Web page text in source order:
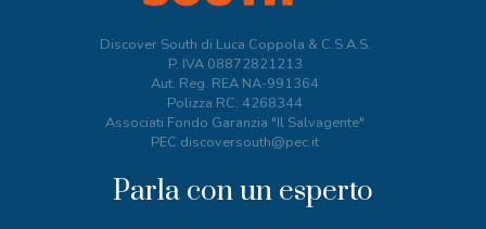
Discover South di Luca Coppola & C.S.A.S.
P. IVA 08872821213
Aut. Reg. REA NA-991364
Polizza RC: 4268344
Associati Fondo Garanzia "Il Salvagente"
PEC discoversouth@pec.it
Parla con un esperto